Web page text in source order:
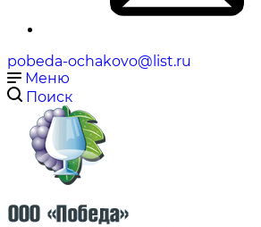
pobeda-ochakovo@list.ru
Меню
Поиск